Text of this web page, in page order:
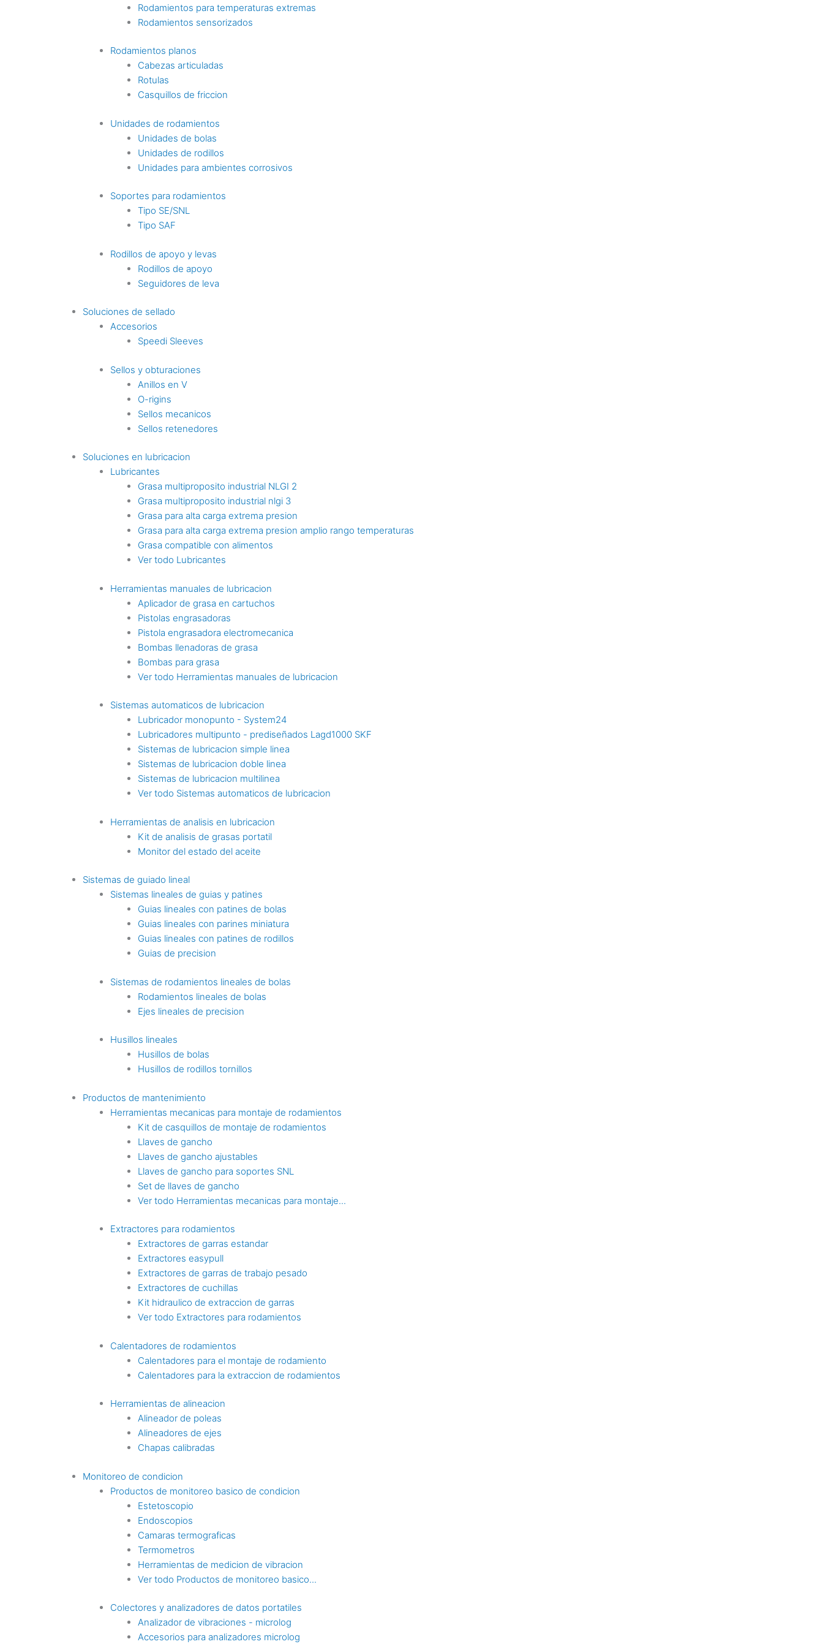
Rodamientos para temperaturas extremas
Rodamientos sensorizados
Rodamientos planos
Cabezas articuladas
Rotulas
Casquillos de friccion
Unidades de rodamientos
Unidades de bolas
Unidades de rodillos
Unidades para ambientes corrosivos
Soportes para rodamientos
Tipo SE/SNL
Tipo SAF
Rodillos de apoyo y levas
Rodillos de apoyo
Seguidores de leva
Soluciones de sellado
Accesorios
Speedi Sleeves
Sellos y obturaciones
Anillos en V
O-rigins
Sellos mecanicos
Sellos retenedores
Soluciones en lubricacion
Lubricantes
Grasa multiproposito industrial NLGI 2
Grasa multiproposito industrial nlgi 3
Grasa para alta carga extrema presion
Grasa para alta carga extrema presion amplio rango temperaturas
Grasa compatible con alimentos
Ver todo Lubricantes
Herramientas manuales de lubricacion
Aplicador de grasa en cartuchos
Pistolas engrasadoras
Pistola engrasadora electromecanica
Bombas llenadoras de grasa
Bombas para grasa
Ver todo Herramientas manuales de lubricacion
Sistemas automaticos de lubricacion
Lubricador monopunto - System24
Lubricadores multipunto - prediseñados Lagd1000 SKF
Sistemas de lubricacion simple linea
Sistemas de lubricacion doble linea
Sistemas de lubricacion multilinea
Ver todo Sistemas automaticos de lubricacion
Herramientas de analisis en lubricacion
Kit de analisis de grasas portatil
Monitor del estado del aceite
Sistemas de guiado lineal
Sistemas lineales de guias y patines
Guias lineales con patines de bolas
Guias lineales con parines miniatura
Guias lineales con patines de rodillos
Guias de precision
Sistemas de rodamientos lineales de bolas
Rodamientos lineales de bolas
Ejes lineales de precision
Husillos lineales
Husillos de bolas
Husillos de rodillos tornillos
Productos de mantenimiento
Herramientas mecanicas para montaje de rodamientos
Kit de casquillos de montaje de rodamientos
Llaves de gancho
Llaves de gancho ajustables
Llaves de gancho para soportes SNL
Set de llaves de gancho
Ver todo Herramientas mecanicas para montaje...
Extractores para rodamientos
Extractores de garras estandar
Extractores easypull
Extractores de garras de trabajo pesado
Extractores de cuchillas
Kit hidraulico de extraccion de garras
Ver todo Extractores para rodamientos
Calentadores de rodamientos
Calentadores para el montaje de rodamiento
Calentadores para la extraccion de rodamientos
Herramientas de alineacion
Alineador de poleas
Alineadores de ejes
Chapas calibradas
Monitoreo de condicion
Productos de monitoreo basico de condicion
Estetoscopio
Endoscopios
Camaras termograficas
Termometros
Herramientas de medicion de vibracion
Ver todo Productos de monitoreo basico...
Colectores y analizadores de datos portatiles
Analizador de vibraciones - microlog
Accesorios para analizadores microlog